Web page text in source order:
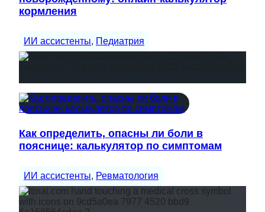
кормления
ИИ ассистенты, Педиатрия
Как определить, опасны ли боли в
пояснице: калькулятор по симптомам
ИИ ассистенты, Ревматология